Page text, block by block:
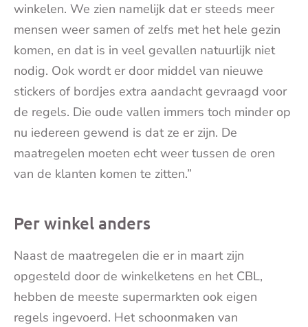
winkelen. We zien namelijk dat er steeds meer
mensen weer samen of zelfs met het hele gezin
komen, en dat is in veel gevallen natuurlijk niet
nodig. Ook wordt er door middel van nieuwe
stickers of bordjes extra aandacht gevraagd voor
de regels. Die oude vallen immers toch minder op
nu iedereen gewend is dat ze er zijn. De
maatregelen moeten echt weer tussen de oren
van de klanten komen te zitten.”
Per winkel anders
Naast de maatregelen die er in maart zijn
opgesteld door de winkelketens en het CBL,
hebben de meeste supermarkten ook eigen
regels ingevoerd. Het schoonmaken van